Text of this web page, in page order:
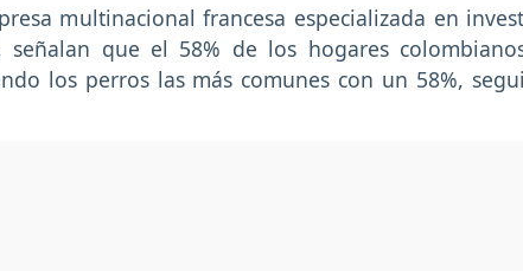
multinacional francesa especializada en
señalan que el 58% de los hogares
los perros las más comunes con un 58%,